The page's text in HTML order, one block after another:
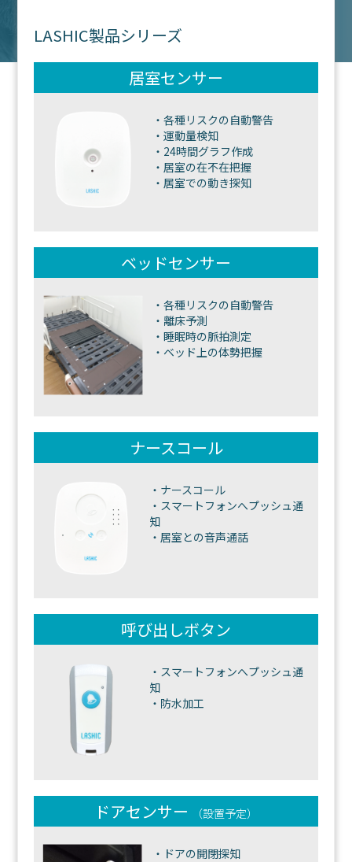
LASHIC製品シリーズ
居室センサー
・各種リスクの自動警告
・運動量検知
・24時間グラフ作成
・居室の在不在把握
・居室での動き探知
ベッドセンサー
・各種リスクの自動警告
・離床予測
・睡眠時の脈拍測定
・ベッド上の体勢把握
ナースコール
・ナースコール
・スマートフォンへプッシュ通
知
・居室との音声通話
呼び出しボタン
・スマートフォンへプッシュ通
知
・防水加工
ドアセンサー （設置予定）
・ドアの開閉探知